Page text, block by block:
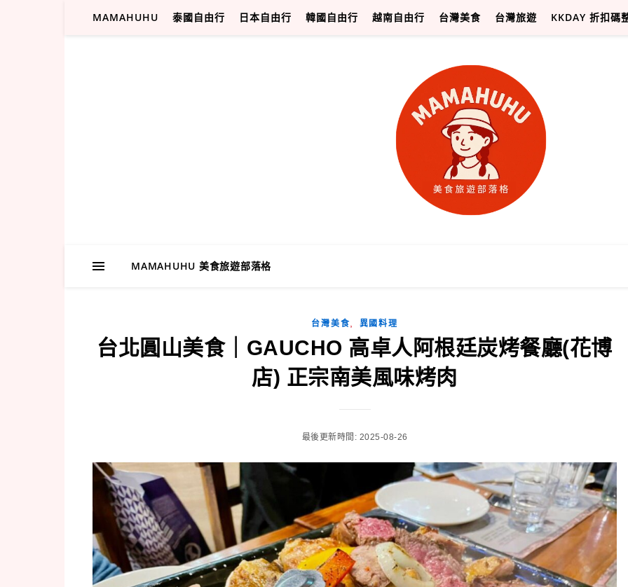
MAMAHUHU 泰國自由行 日本自由行 韓國自由行 越南自由行 台灣美食 台灣旅遊 KKDAY 折扣碼
MAMAHUHU 美食旅遊部落格
台灣美食 異國料理
台北圓山美食｜GAUCHO 高卓人阿根廷炭烤餐廳(花博
店) 正宗南美風味烤肉
最後更新時間: 2025-08-26